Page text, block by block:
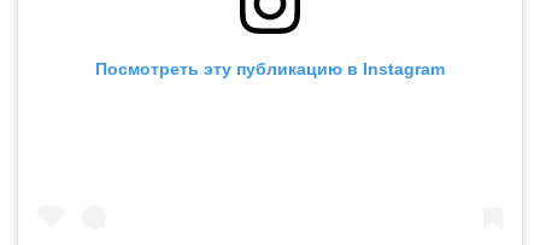
Посмотреть эту публикацию в Instagram